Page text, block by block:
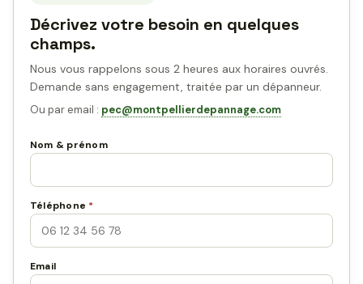
Décrivez votre besoin en quelques
champs.
Nous vous rappelons sous 2 heures aux horaires ouvrés.
Demande sans engagement, traitée par un dépanneur.
Ou par email : pec@montpellierdepannage.com
Nom & prénom
Téléphone *
Email